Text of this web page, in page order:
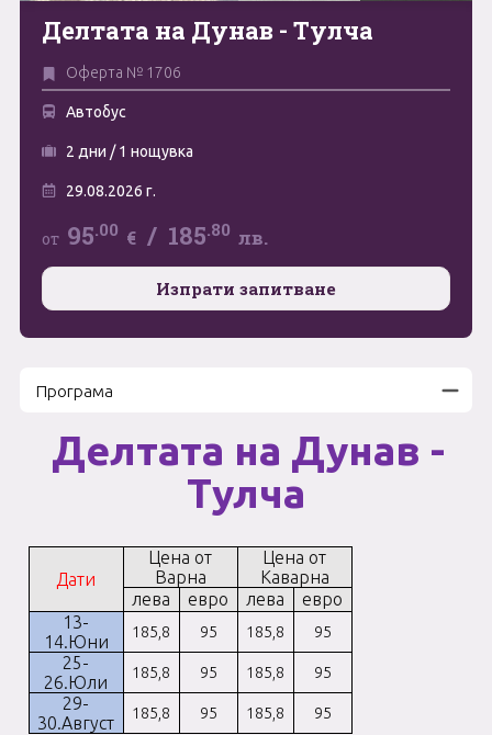
Май
Юни
Ноември
Свържете се с нас
Делтата на Дунав - Тулча
Оферта № 1706
Автобус
2 дни / 1 нощувка
29.08.2026 г.
от 95.00 € / 185.80 лв.
Изпрати запитване
Програма
Делтата на Дунав -
Тулча
Дати
Цена от
Варна
Цена от
Каварна
лева
евро лева
евро
13-
14.Юни
185,8 95 185,8 95
25-
26.Юли
185,8 95 185,8 95
29-
30.Август
185,8 95 185,8 95